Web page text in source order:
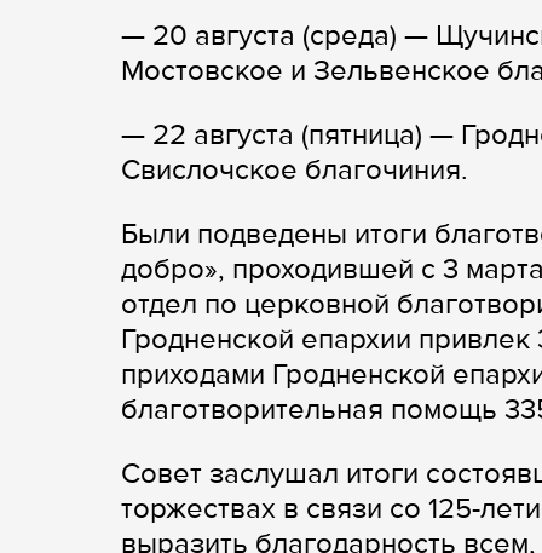
— 20 августа (среда) —
Мостовское и Зельвенское
— 22 августа (пятница) —
Свислочское благочиния.
Были подведены итоги
добро», проходившей с 3
отдел по церковной
Гродненской епархии
приходами Гродненской
благотворительная помощь
Совет заслушал итоги
торжествах в связи со 125-
выразить благодарность